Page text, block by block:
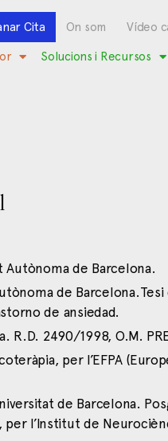
Cita On som Vídeo
Solucions i Recursos
de Barcelona.
de
de ansiedad.
R.D. 2490/1998, O.M.
per l’EFPA
de Barcelona.
l’Institut de